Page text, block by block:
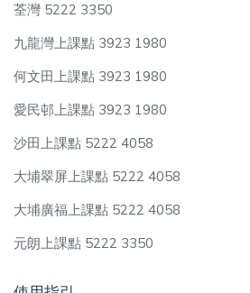
荃灣 5222 3350
九龍灣上課點 3923 1980
何文田上課點 3923 1980
愛民邨上課點 3923 1980
沙田上課點 5222 4058
大埔翠屏上課點 5222 4058
大埔廣福上課點 5222 4058
元朗上課點 5222 3350